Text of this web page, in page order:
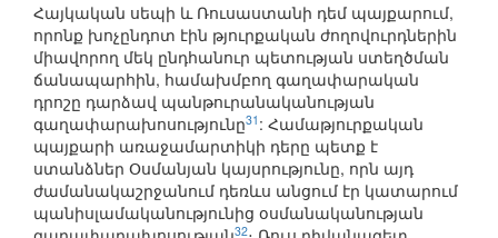
Հայկական սեպի և Ռուսաստանի դեմ պայքարում,
որոնք խոչընդոտ էին թյուրքական ժողովուրդներին
միավորող մեկ ընդհանուր պետության ստեղծման
ճանապարհին, համախմբող գաղափարական
դրոշը դարձավ պանթուրանականության
գաղափարախոսությունը31 : Համաթյուրքական
պայքարի առաջամարտիկի դերը պետք է
ստանձներ Օսմանյան կայսրությունը, որն այդ
ժամանակաշրջանում դեռևս անցում էր կատարում
պանիսլամականությունից օսմանականության
32